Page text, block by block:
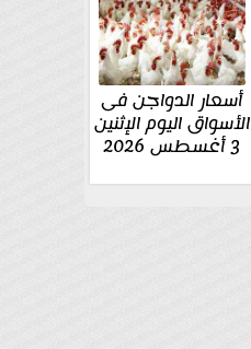
أسعار الدواجن فى
الأسواق اليوم الإثنين
3 أغسطس 2026